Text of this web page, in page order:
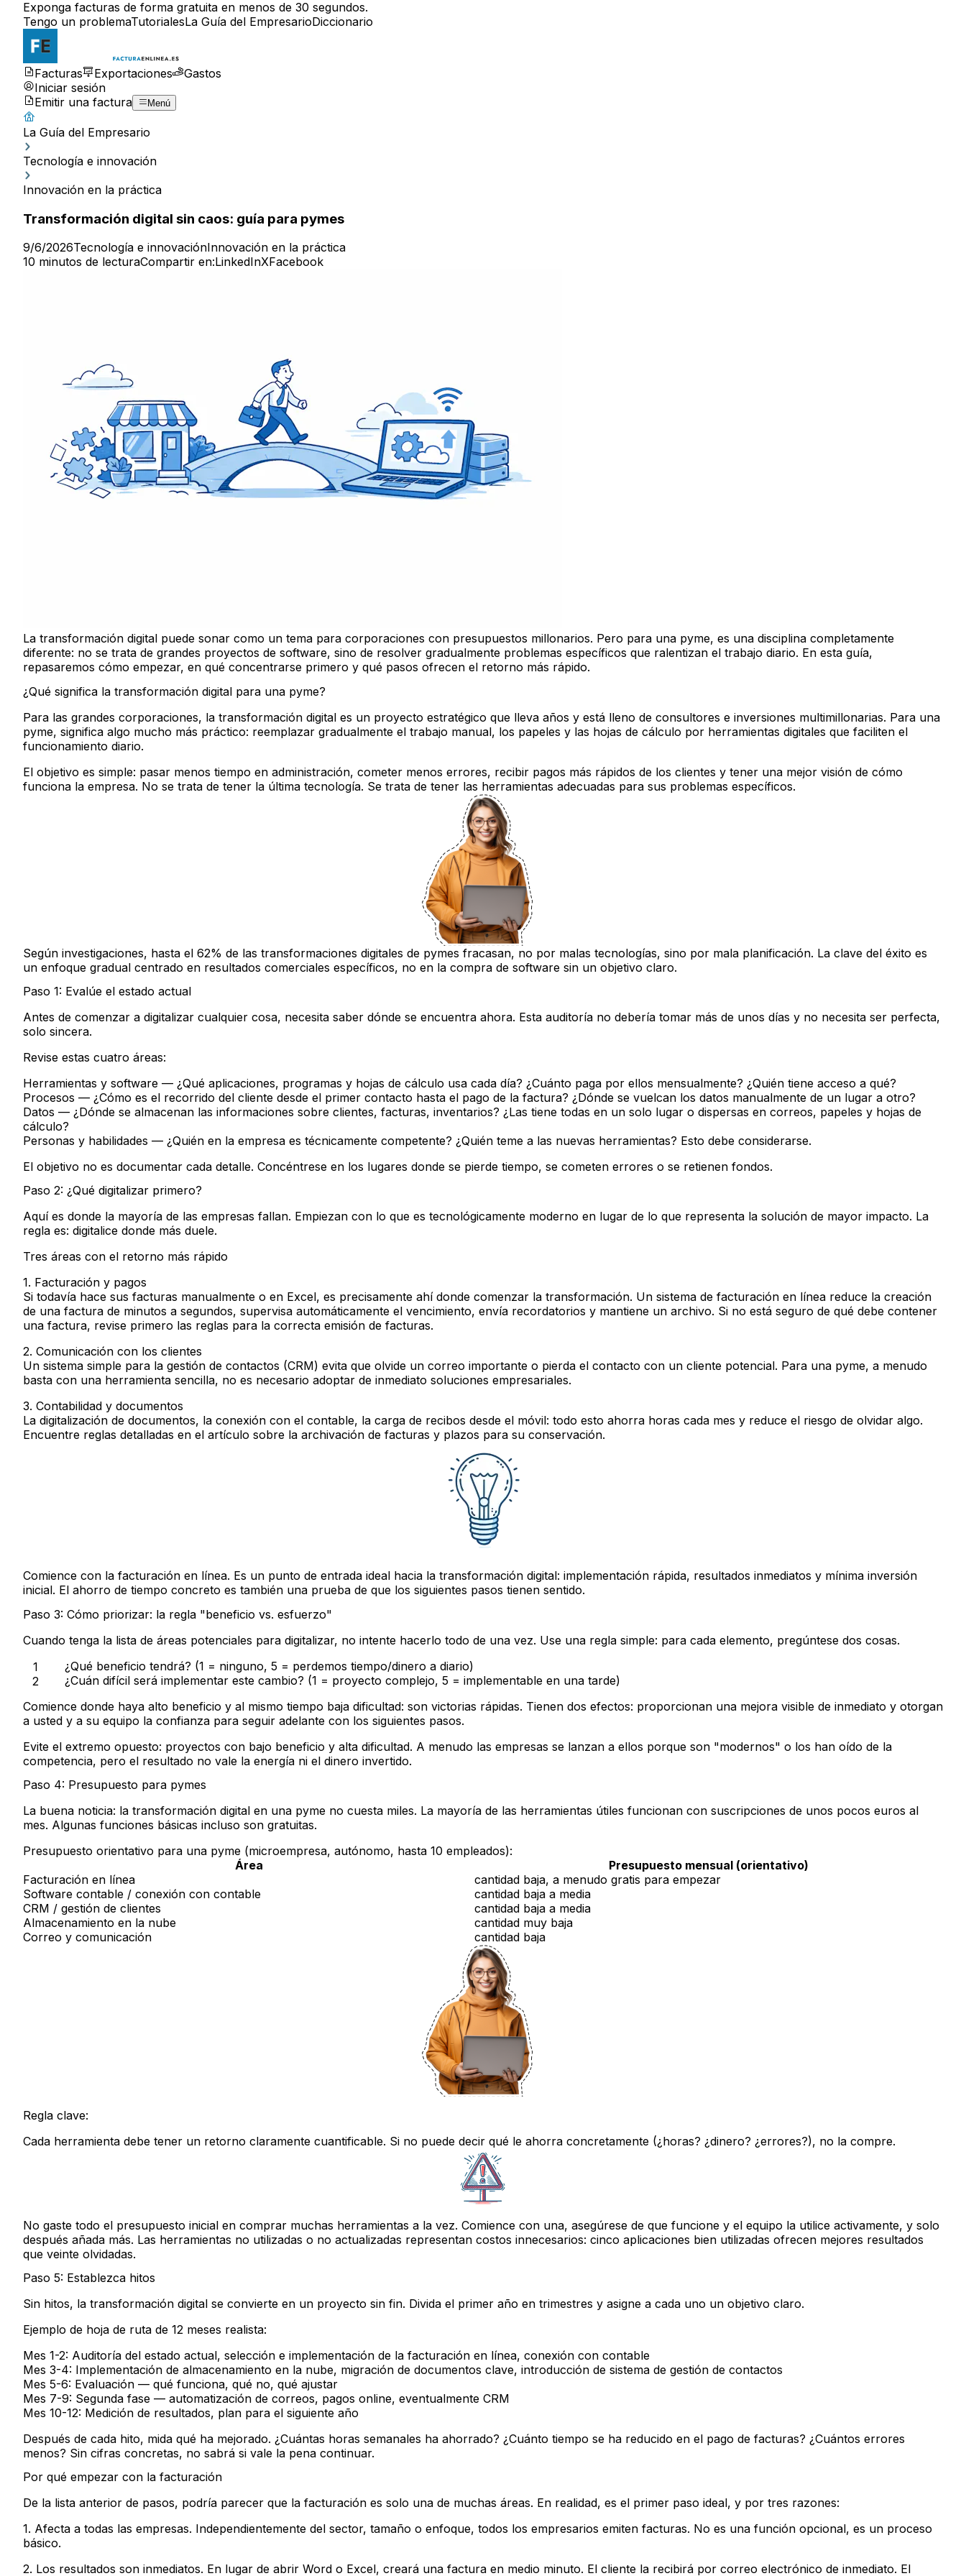
Exponga facturas de forma gratuita en menos de 30 segundos.
Tengo un problemaTutorialesLa Guía del EmpresarioDiccionario
Facturas Exportaciones
Gastos
Iniciar sesión
Emitir una factura
Menú
La Guía del Empresario
Tecnología e innovación
Innovación en la práctica
Transformación digital sin caos: guía para pymes
9/6/2026Tecnología e innovaciónInnovación en la práctica
10 minutos de lecturaCompartir en:LinkedInXFacebook
La transformación digital puede sonar como un tema para corporaciones con presupuestos millonarios. Pero para una pyme, es una disciplina completamente
diferente: no se trata de grandes proyectos de software, sino de resolver gradualmente problemas específicos que ralentizan el trabajo diario. En esta guía,
repasaremos cómo empezar, en qué concentrarse primero y qué pasos ofrecen el retorno más rápido.
¿Qué significa la transformación digital para una pyme?
Para las grandes corporaciones, la transformación digital es un proyecto estratégico que lleva años y está lleno de consultores e inversiones multimillonarias. Para una
pyme, significa algo mucho más práctico: reemplazar gradualmente el trabajo manual, los papeles y las hojas de cálculo por herramientas digitales que faciliten el
funcionamiento diario.
El objetivo es simple: pasar menos tiempo en administración, cometer menos errores, recibir pagos más rápidos de los clientes y tener una mejor visión de cómo
funciona la empresa. No se trata de tener la última tecnología. Se trata de tener las herramientas adecuadas para sus problemas específicos.
Según investigaciones, hasta el 62% de las transformaciones digitales de pymes fracasan, no por malas tecnologías, sino por mala planificación. La clave del éxito es
un enfoque gradual centrado en resultados comerciales específicos, no en la compra de software sin un objetivo claro.
Paso 1: Evalúe el estado actual
Antes de comenzar a digitalizar cualquier cosa, necesita saber dónde se encuentra ahora. Esta auditoría no debería tomar más de unos días y no necesita ser perfecta,
solo sincera.
Revise estas cuatro áreas:
Herramientas y software — ¿Qué aplicaciones, programas y hojas de cálculo usa cada día? ¿Cuánto paga por ellos mensualmente? ¿Quién tiene acceso a qué?
Procesos — ¿Cómo es el recorrido del cliente desde el primer contacto hasta el pago de la factura? ¿Dónde se vuelcan los datos manualmente de un lugar a otro?
Datos — ¿Dónde se almacenan las informaciones sobre clientes, facturas, inventarios? ¿Las tiene todas en un solo lugar o dispersas en correos, papeles y hojas de
cálculo?
Personas y habilidades — ¿Quién en la empresa es técnicamente competente? ¿Quién teme a las nuevas herramientas? Esto debe considerarse.
El objetivo no es documentar cada detalle. Concéntrese en los lugares donde se pierde tiempo, se cometen errores o se retienen fondos.
Paso 2: ¿Qué digitalizar primero?
Aquí es donde la mayoría de las empresas fallan. Empiezan con lo que es tecnológicamente moderno en lugar de lo que representa la solución de mayor impacto. La
regla es: digitalice donde más duele.
Tres áreas con el retorno más rápido
1. Facturación y pagos
Si todavía hace sus facturas manualmente o en Excel, es precisamente ahí donde comenzar la transformación. Un sistema de facturación en línea reduce la creación
de una factura de minutos a segundos, supervisa automáticamente el vencimiento, envía recordatorios y mantiene un archivo. Si no está seguro de qué debe contener
una factura, revise primero las reglas para la correcta emisión de facturas.
2. Comunicación con los clientes
Un sistema simple para la gestión de contactos (CRM) evita que olvide un correo importante o pierda el contacto con un cliente potencial. Para una pyme, a menudo
basta con una herramienta sencilla, no es necesario adoptar de inmediato soluciones empresariales.
3. Contabilidad y documentos
La digitalización de documentos, la conexión con el contable, la carga de recibos desde el móvil: todo esto ahorra horas cada mes y reduce el riesgo de olvidar algo.
Encuentre reglas detalladas en el artículo sobre la archivación de facturas y plazos para su conservación.
Comience con la facturación en línea. Es un punto de entrada ideal hacia la transformación digital: implementación rápida, resultados inmediatos y mínima inversión
inicial. El ahorro de tiempo concreto es también una prueba de que los siguientes pasos tienen sentido.
Paso 3: Cómo priorizar: la regla "beneficio vs. esfuerzo"
Cuando tenga la lista de áreas potenciales para digitalizar, no intente hacerlo todo de una vez. Use una regla simple: para cada elemento, pregúntese dos cosas.
¿Qué beneficio tendrá? (1 = ninguno, 5 = perdemos tiempo/dinero a diario)
¿Cuán difícil será implementar este cambio? (1 = proyecto complejo, 5 = implementable en una tarde)
Comience donde haya alto beneficio y al mismo tiempo baja dificultad: son victorias rápidas. Tienen dos efectos: proporcionan una mejora visible de inmediato y otorgan
a usted y a su equipo la confianza para seguir adelante con los siguientes pasos.
Evite el extremo opuesto: proyectos con bajo beneficio y alta dificultad. A menudo las empresas se lanzan a ellos porque son "modernos" o los han oído de la
competencia, pero el resultado no vale la energía ni el dinero invertido.
Paso 4: Presupuesto para pymes
La buena noticia: la transformación digital en una pyme no cuesta miles. La mayoría de las herramientas útiles funcionan con suscripciones de unos pocos euros al
mes. Algunas funciones básicas incluso son gratuitas.
Presupuesto orientativo para una pyme (microempresa, autónomo, hasta 10 empleados):
Área
Presupuesto mensual (orientativo)
Facturación en línea
cantidad baja, a menudo gratis para empezar
Software contable / conexión con contable
cantidad baja a media
CRM / gestión de clientes
cantidad baja a media
Almacenamiento en la nube
cantidad muy baja
Correo y comunicación
cantidad baja
Regla clave:
Cada herramienta debe tener un retorno claramente cuantificable. Si no puede decir qué le ahorra concretamente (¿horas? ¿dinero? ¿errores?), no la compre.
No gaste todo el presupuesto inicial en comprar muchas herramientas a la vez. Comience con una, asegúrese de que funcione y el equipo la utilice activamente, y solo
después añada más. Las herramientas no utilizadas o no actualizadas representan costos innecesarios: cinco aplicaciones bien utilizadas ofrecen mejores resultados
que veinte olvidadas.
Paso 5: Establezca hitos
Sin hitos, la transformación digital se convierte en un proyecto sin fin. Divida el primer año en trimestres y asigne a cada uno un objetivo claro.
Ejemplo de hoja de ruta de 12 meses realista:
Mes 1-2: Auditoría del estado actual, selección e implementación de la facturación en línea, conexión con contable
Mes 3-4: Implementación de almacenamiento en la nube, migración de documentos clave, introducción de sistema de gestión de contactos
Mes 5-6: Evaluación — qué funciona, qué no, qué ajustar
Mes 7-9: Segunda fase — automatización de correos, pagos online, eventualmente CRM
Mes 10-12: Medición de resultados, plan para el siguiente año
Después de cada hito, mida qué ha mejorado. ¿Cuántas horas semanales ha ahorrado? ¿Cuánto tiempo se ha reducido en el pago de facturas? ¿Cuántos errores
menos? Sin cifras concretas, no sabrá si vale la pena continuar.
Por qué empezar con la facturación
De la lista anterior de pasos, podría parecer que la facturación es solo una de muchas áreas. En realidad, es el primer paso ideal, y por tres razones:
1. Afecta a todas las empresas. Independientemente del sector, tamaño o enfoque, todos los empresarios emiten facturas. No es una función opcional, es un proceso
básico.
2. Los resultados son inmediatos. En lugar de abrir Word o Excel, creará una factura en medio minuto. El cliente la recibirá por correo electrónico de inmediato. El